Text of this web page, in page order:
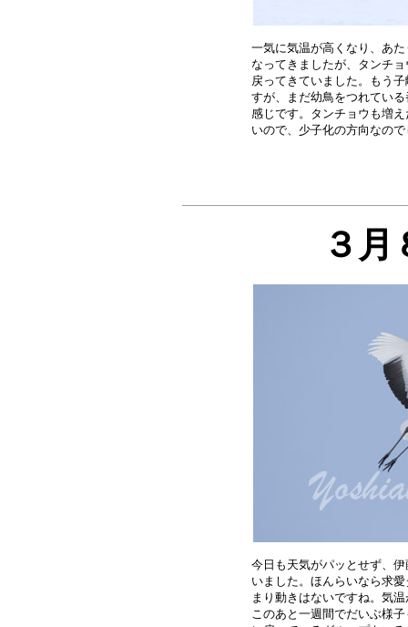
一気に気温が高くなり、あ
なってきましたが、タンチ
戻ってきていました。もう
すが、まだ幼鳥をつれてい
感じです。タンチョウも増
３月
今日も天気がパッとせず、
いました。ほんらいなら求
まり動きはないですね。気
このあと一週間でだいぶ様